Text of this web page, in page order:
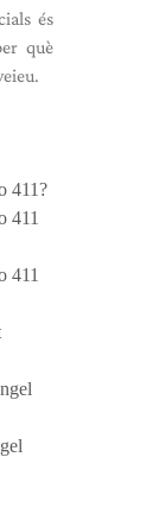
és
què
411?
411
411